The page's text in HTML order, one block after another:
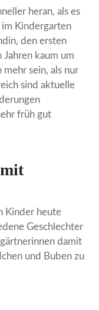
heran, als es
im Kindergarten
den ersten
Jahren kaum um
sein, als nur
sind aktuelle
früh gut
Kinder heute
Geschlechter
damit
und Buben zu